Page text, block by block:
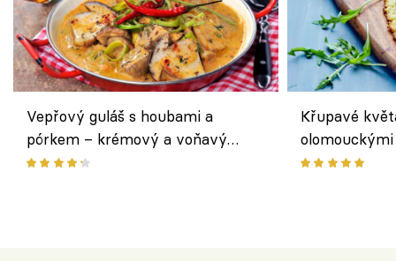
Vepřový guláš s houbami a
pórkem – krémový a voňavý
pokrm z jednoho hrnce
Křupavé
bezlepkový